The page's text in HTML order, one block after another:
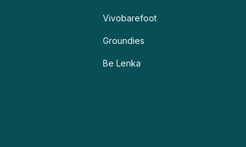
Vivobarefoot
Groundies
Be Lenka